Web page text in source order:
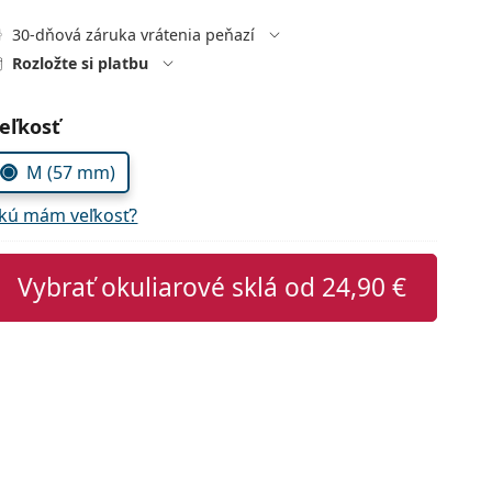
30-dňová záruka vrátenia peňazí
Rozložte si platbu
parametre
M (57 mm)
mám veľkosť?
Vybrať okuliarové sklá od 24,90 €